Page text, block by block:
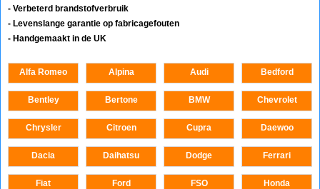
- Verbeterd brandstofverbruik
- Levenslange garantie op fabricagefouten
- Handgemaakt in de UK
Alfa Romeo Alpina Audi Bedford
Bentley Bertone BMW Chevrolet
Chrysler Citroen Cupra Daewoo
Dacia Daihatsu Dodge Ferrari
Fiat Ford FSO Honda